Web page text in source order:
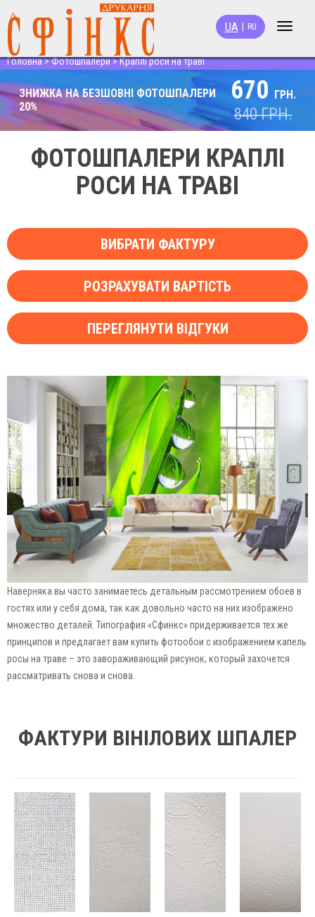
Toggle
UA RU
Головна>Фотошпалери>Краплі роси на траві
ЗНИЖКА НА БЕЗШОВНІ ФОТОШПАЛЕРИ
20%
670 ГРН.
840ГРН.
ФОТОШПАЛЕРИ КРАПЛІ
РОСИ НА ТРАВІ
ВИБРАТИ ФАКТУРУ
РОЗРАХУВАТИ ВАРТІСТЬ
ПЕРЕГЛЯНУТИ ВІДГУКИ
Наверняка вы часто занимаетесь детальным рассмотрением обоев в
гостях или у себя дома, так как довольно часто на них изображено
множество деталей. Типография «Сфинкс» придерживается тех же
принципов и предлагает вам купить фотообои с изображением капель
росы на траве – это завораживающий рисунок, который захочется
рассматривать снова и снова.
ФАКТУРИ ВІНІЛОВИХ ШПАЛЕР